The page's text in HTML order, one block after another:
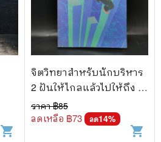
shopping_cart
จิตวิทยาสำหรับนักบริหาร
2 ฝันให้ไกลแล้วไปให้ถึง -
บุญมาก พรหมพ้วย
ราคา ฿85
ลดเหลือ ฿73 ลด14%
shopping_cart